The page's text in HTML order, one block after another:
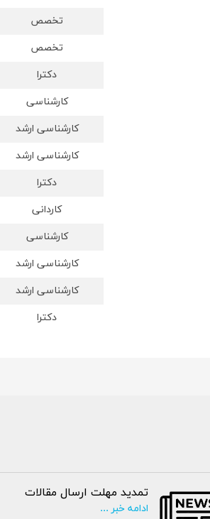
تخصص
تخصص
دکترا
کارشناسی
کارشناسی ارشد
کارشناسی ارشد
دکترا
کاردانی
کارشناسی
کارشناسی ارشد
کارشناسی ارشد
دکترا
تمدید مهلت ارسال مقالات
ادامه خبر ...